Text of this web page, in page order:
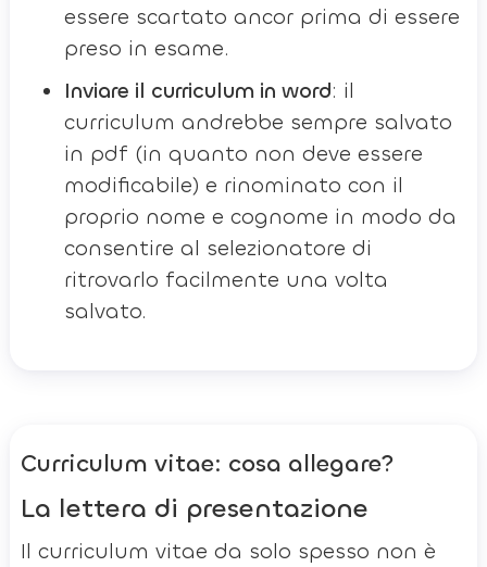
essere scartato ancor prima di essere
preso in esame.
Inviare il curriculum in word: il
curriculum andrebbe sempre salvato
in pdf (in quanto non deve essere
modificabile) e rinominato con il
proprio nome e cognome in modo da
consentire al selezionatore di
ritrovarlo facilmente una volta
salvato.
Curriculum vitae: cosa allegare?
La lettera di presentazione
Il curriculum vitae da solo spesso non è